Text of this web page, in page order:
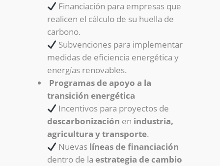
Financiación para empresas que
realicen el cálculo de su huella de
carbono.
Subvenciones para implementar
medidas de eficiencia energética y
energías renovables.
Programas de apoyo a la
transición energética
Incentivos para proyectos de
descarbonización en industria,
agricultura y transporte.
Nuevas líneas de financiación
dentro de la estrategia de cambio